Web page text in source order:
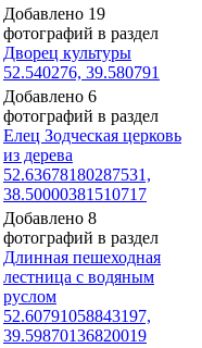
Добавлено 19
фотографий в раздел
Дворец культуры
52.540276, 39.580791
Добавлено 6
фотографий в раздел
Елец Зодческая церковь
из дерева
52.63678180287531,
38.50000381510717
Добавлено 8
фотографий в раздел
Длинная пешеходная
лестница с водяным
руслом
52.60791058843197,
39.59870136820019